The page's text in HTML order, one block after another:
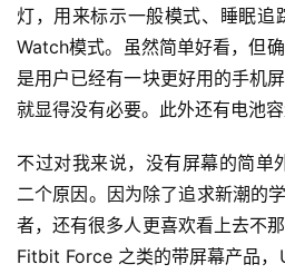
灯，用来标示一般模式、睡眠
Watch模式。虽然简单好看，但
是用户已经有一块更好用的手机
就显得没有必要。此外还有电池容
不过对我来说，没有屏幕的简单
二个原因。因为除了追求新潮的
者，还有很多人更喜欢看上去不
Fitbit Force 之类的带屏幕产品，